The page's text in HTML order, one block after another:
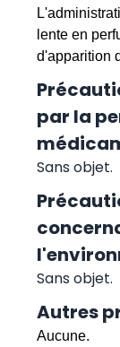
lente en
d'apparition
par la
Sans objet.
Sans objet.
Autres
Aucune.